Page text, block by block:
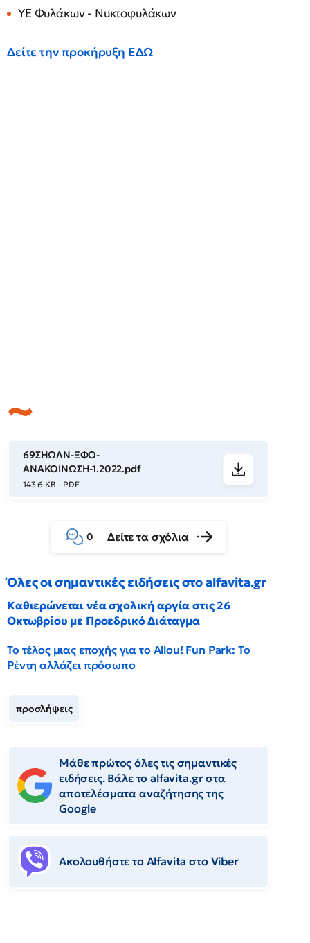
ΥΕ Φυλάκων - Νυκτοφυλάκων
Δείτε την προκήρυξη ΕΔΩ
69ΣΗΩΛΝ-ΞΦΟ-
ΑΝΑΚΟΙΝΩΣΗ-1.2022.pdf
143.6 KB - PDF
0 Δείτε τα σχόλια
Όλες οι σημαντικές ειδήσεις στο alfavita.gr
Καθιερώνεται νέα σχολική αργία στις 26
Οκτωβρίου με Προεδρικό Διάταγμα
Το τέλος μιας εποχής για το Allou! Fun Park: Το
Ρέντη αλλάζει πρόσωπο
προσλήψεις
Μάθε πρώτος όλες τις σημαντικές
ειδήσεις. Βάλε το alfavita.gr στα
αποτελέσματα αναζήτησης της
Google
Ακολουθήστε το Αlfavita στο Viber